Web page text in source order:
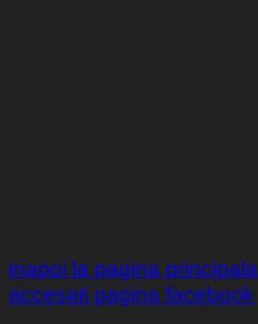
inapoi la pagina principala
accesati pagina facebook